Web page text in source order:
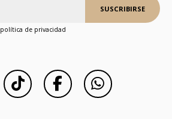
de privacidad
SUSCRIBIRSE